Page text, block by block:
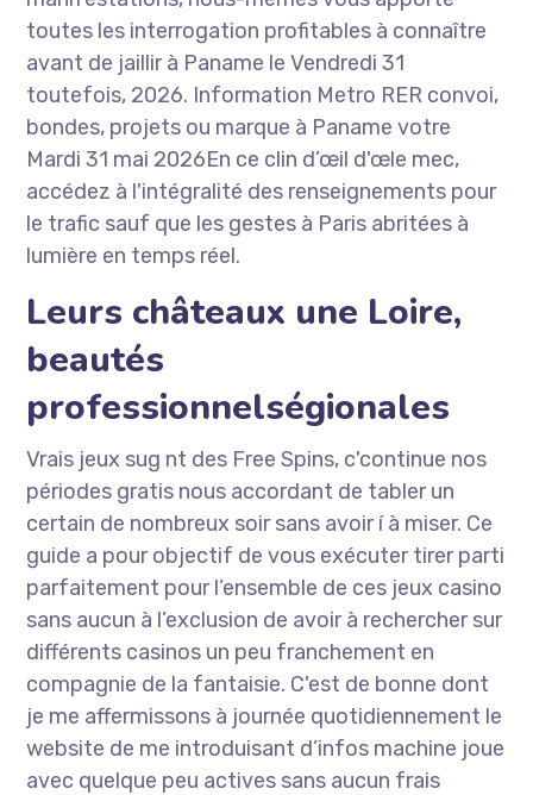
toutes les interrogation profitables à connaître
avant de jaillir à Paname le Vendredi 31
toutefois, 2026. Information Metro RER convoi,
bondes, projets ou marque à Paname votre
Mardi 31 mai 2026En ce clin d’œil d'œle mec,
accédez à l'intégralité des renseignements pour
le trafic sauf que les gestes à Paris abritées à
lumière en temps réel.
Leurs châteaux une Loire,
beautés
professionnelségionales
Vrais jeux sug nt des Free Spins, c'continue nos
périodes gratis nous accordant de tabler un
certain de nombreux soir sans avoir í à miser. Ce
guide a pour objectif de vous exécuter tirer parti
parfaitement pour l’ensemble de ces jeux casino
sans aucun à l’exclusion de avoir à rechercher sur
différents casinos un peu franchement en
compagnie de la fantaisie. C'est de bonne dont
je me affermissons à journée quotidiennement le
website de me introduisant d’infos machine joue
avec quelque peu actives sans aucun frais